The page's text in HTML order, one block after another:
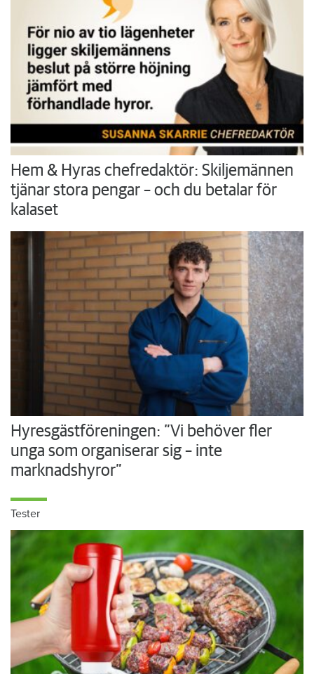
Hem & Hyras chefredaktör: Skiljemännen
tjänar stora pengar – och du betalar för
kalaset
Hyresgästföreningen: ”Vi behöver fler
unga som organiserar sig – inte
marknadshyror”
Tester